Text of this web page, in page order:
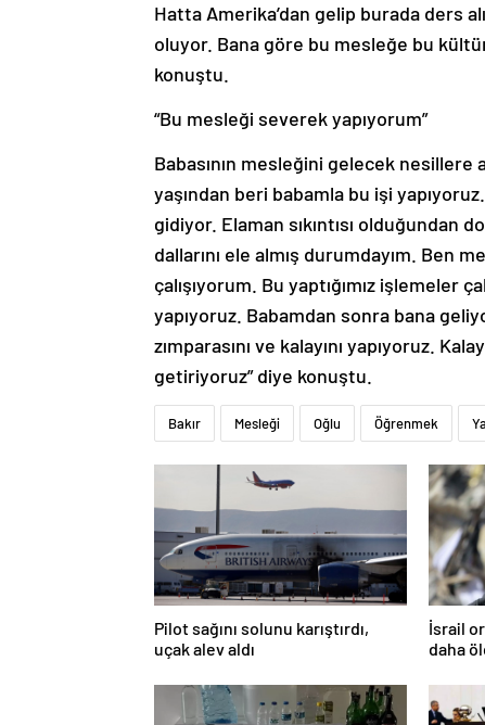
Hatta Amerika’dan gelip burada ders
oluyor. Bana göre bu mesleğe bu
konuştu.
“Bu mesleği severek yapıyorum”
Babasının mesleğini gelecek
yaşından beri babamla bu işi
gidiyor. Elaman sıkıntısı olduğundan
dallarını ele almış durumdayım. Ben
çalışıyorum. Bu yaptığımız işlemeler
yapıyoruz. Babamdan sonra bana
zımparasını ve kalayını yapıyoruz.
getiriyoruz” diye konuştu.
Bakır Mesleği Oğlu Öğrenmek
Pilot sağını solunu karıştırdı,
uçak alev aldı
İsrail
daha